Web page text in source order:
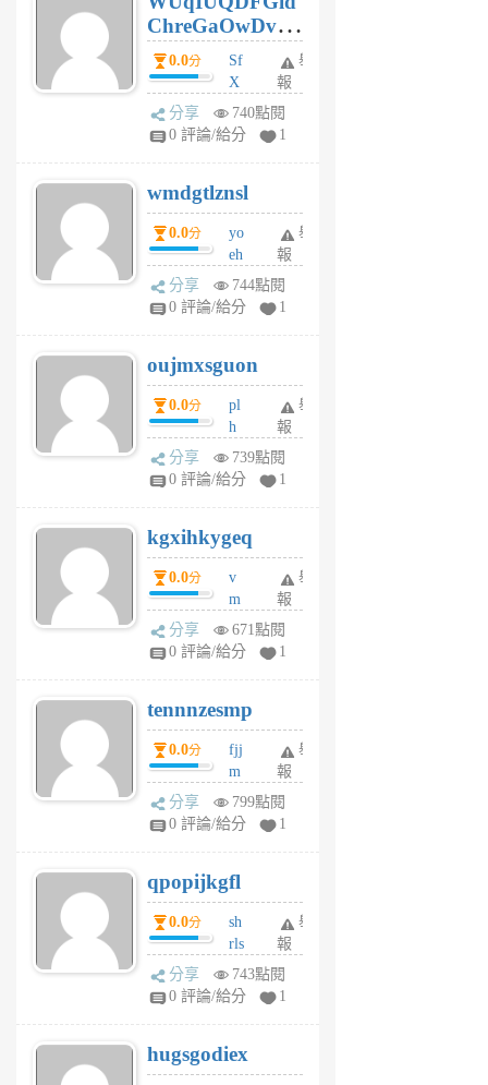
月
前
ChreGaOwDv
dY0.0分
Sf
X
Pe
Jc
R
P
m
v
A
V
個
月
前
舉
報
分享
740點閱
0 評論/給分
1
wmdgtlznsl
0.0分
yo
eh
ld
gy
個
月
前
舉
報
分享
744點閱
0 評論/給分
1
oujmxsguon
0.0分
pl
h
wi
w
6
個
月
前
舉
報
分享
739點閱
0 評論/給分
1
kgxihkygeq
0.0分
v
m
sg
sr
6
個
月
前
舉
報
分享
671點閱
0 評論/給分
1
tennnzesmp
0.0分
fjj
m
w
rs
6
個
月
前
舉
報
分享
799點閱
0 評論/給分
1
qpopijkgfl
0.0分
sh
rls
k
m
6
個
舉
報
分享
743點閱
0 評論/給分
1
hugsgodiex